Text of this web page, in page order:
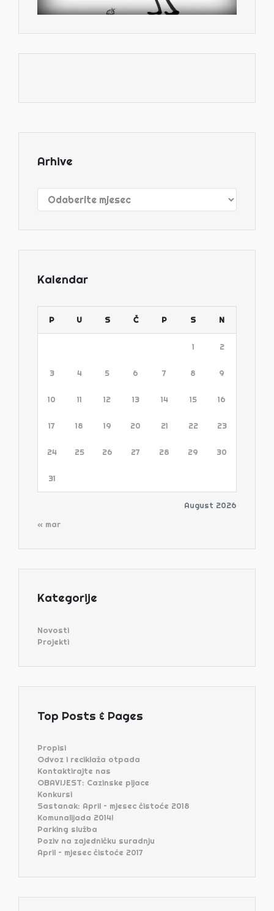
Arhive
Kalendar
August 2026
P U S Č P S N
1 2
3 4 5 6 7 8 9
10 11 12 13 14 15 16
17 18 19 20 21 22 23
24 25 26 27 28 29 30
31
« mar
Kategorije
Novosti
Projekti
Top Posts & Pages
Propisi
Odvoz i reciklaža otpada
Kontaktirajte nas
OBAVIJEST: Cazinske pijace
Konkursi
Sastanak: April – mjesec čistoće 2018
Komunalijada 2014!
Parking služba
Poziv na zajedničku suradnju
April – mjesec čistoće 2017